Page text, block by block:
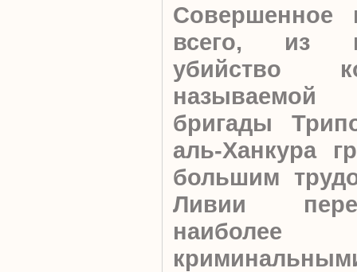
Совершенное
всего, из
убийство
называемой
бригады
аль-Ханкура
большим
Ливии
наиболее